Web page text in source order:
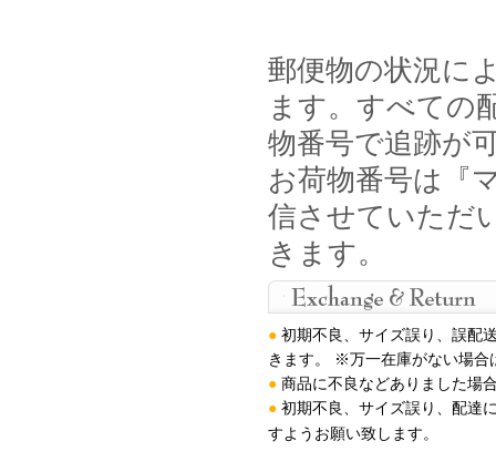
郵便物の状況に
ます。すべての
物番号で追跡が
お荷物番号は『
信させていただ
きます。
● 初期不良、サイズ誤り、誤配
きます。 ※万一在庫がない場合
● 商品に不良などありました場
● 初期不良、サイズ誤り、配達
すようお願い致します。